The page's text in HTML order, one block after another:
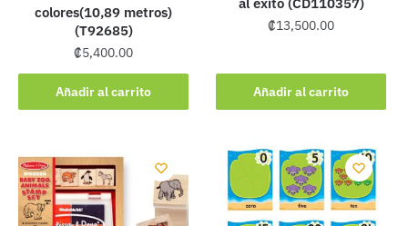
colores(10,89 metros)
(T92685)
₡5,400.00
Añadir al carrito
₡13,500.00
Añadir al carrito